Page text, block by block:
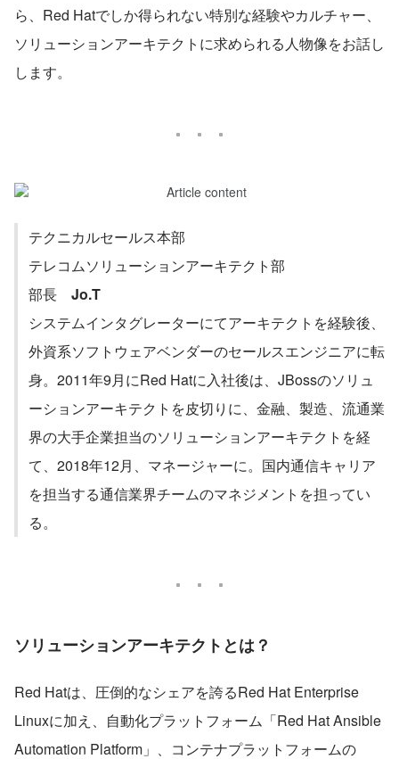
ら、Red Hatでしか得られない特別な経験やカルチャー、
ソリューションアーキテクトに求められる人物像をお話し
します。
テクニカルセールス本部
テレコムソリューションアーキテクト部
部長 Jo.T
システムインタグレーターにてアーキテクトを経験後、
外資系ソフトウェアベンダーのセールスエンジニアに転
身。2011年9月にRed Hatに入社後は、JBossのソリュ
ーションアーキテクトを皮切りに、金融、製造、流通業
界の大手企業担当のソリューションアーキテクトを経
て、2018年12月、マネージャーに。国内通信キャリア
を担当する通信業界チームのマネジメントを担ってい
る。
ソリューションアーキテクトとは？
Red Hatは、圧倒的なシェアを誇るRed Hat Enterprise
Linuxに加え、自動化プラットフォーム「Red Hat Ansible
Automation Platform」、コンテナプラットフォームの